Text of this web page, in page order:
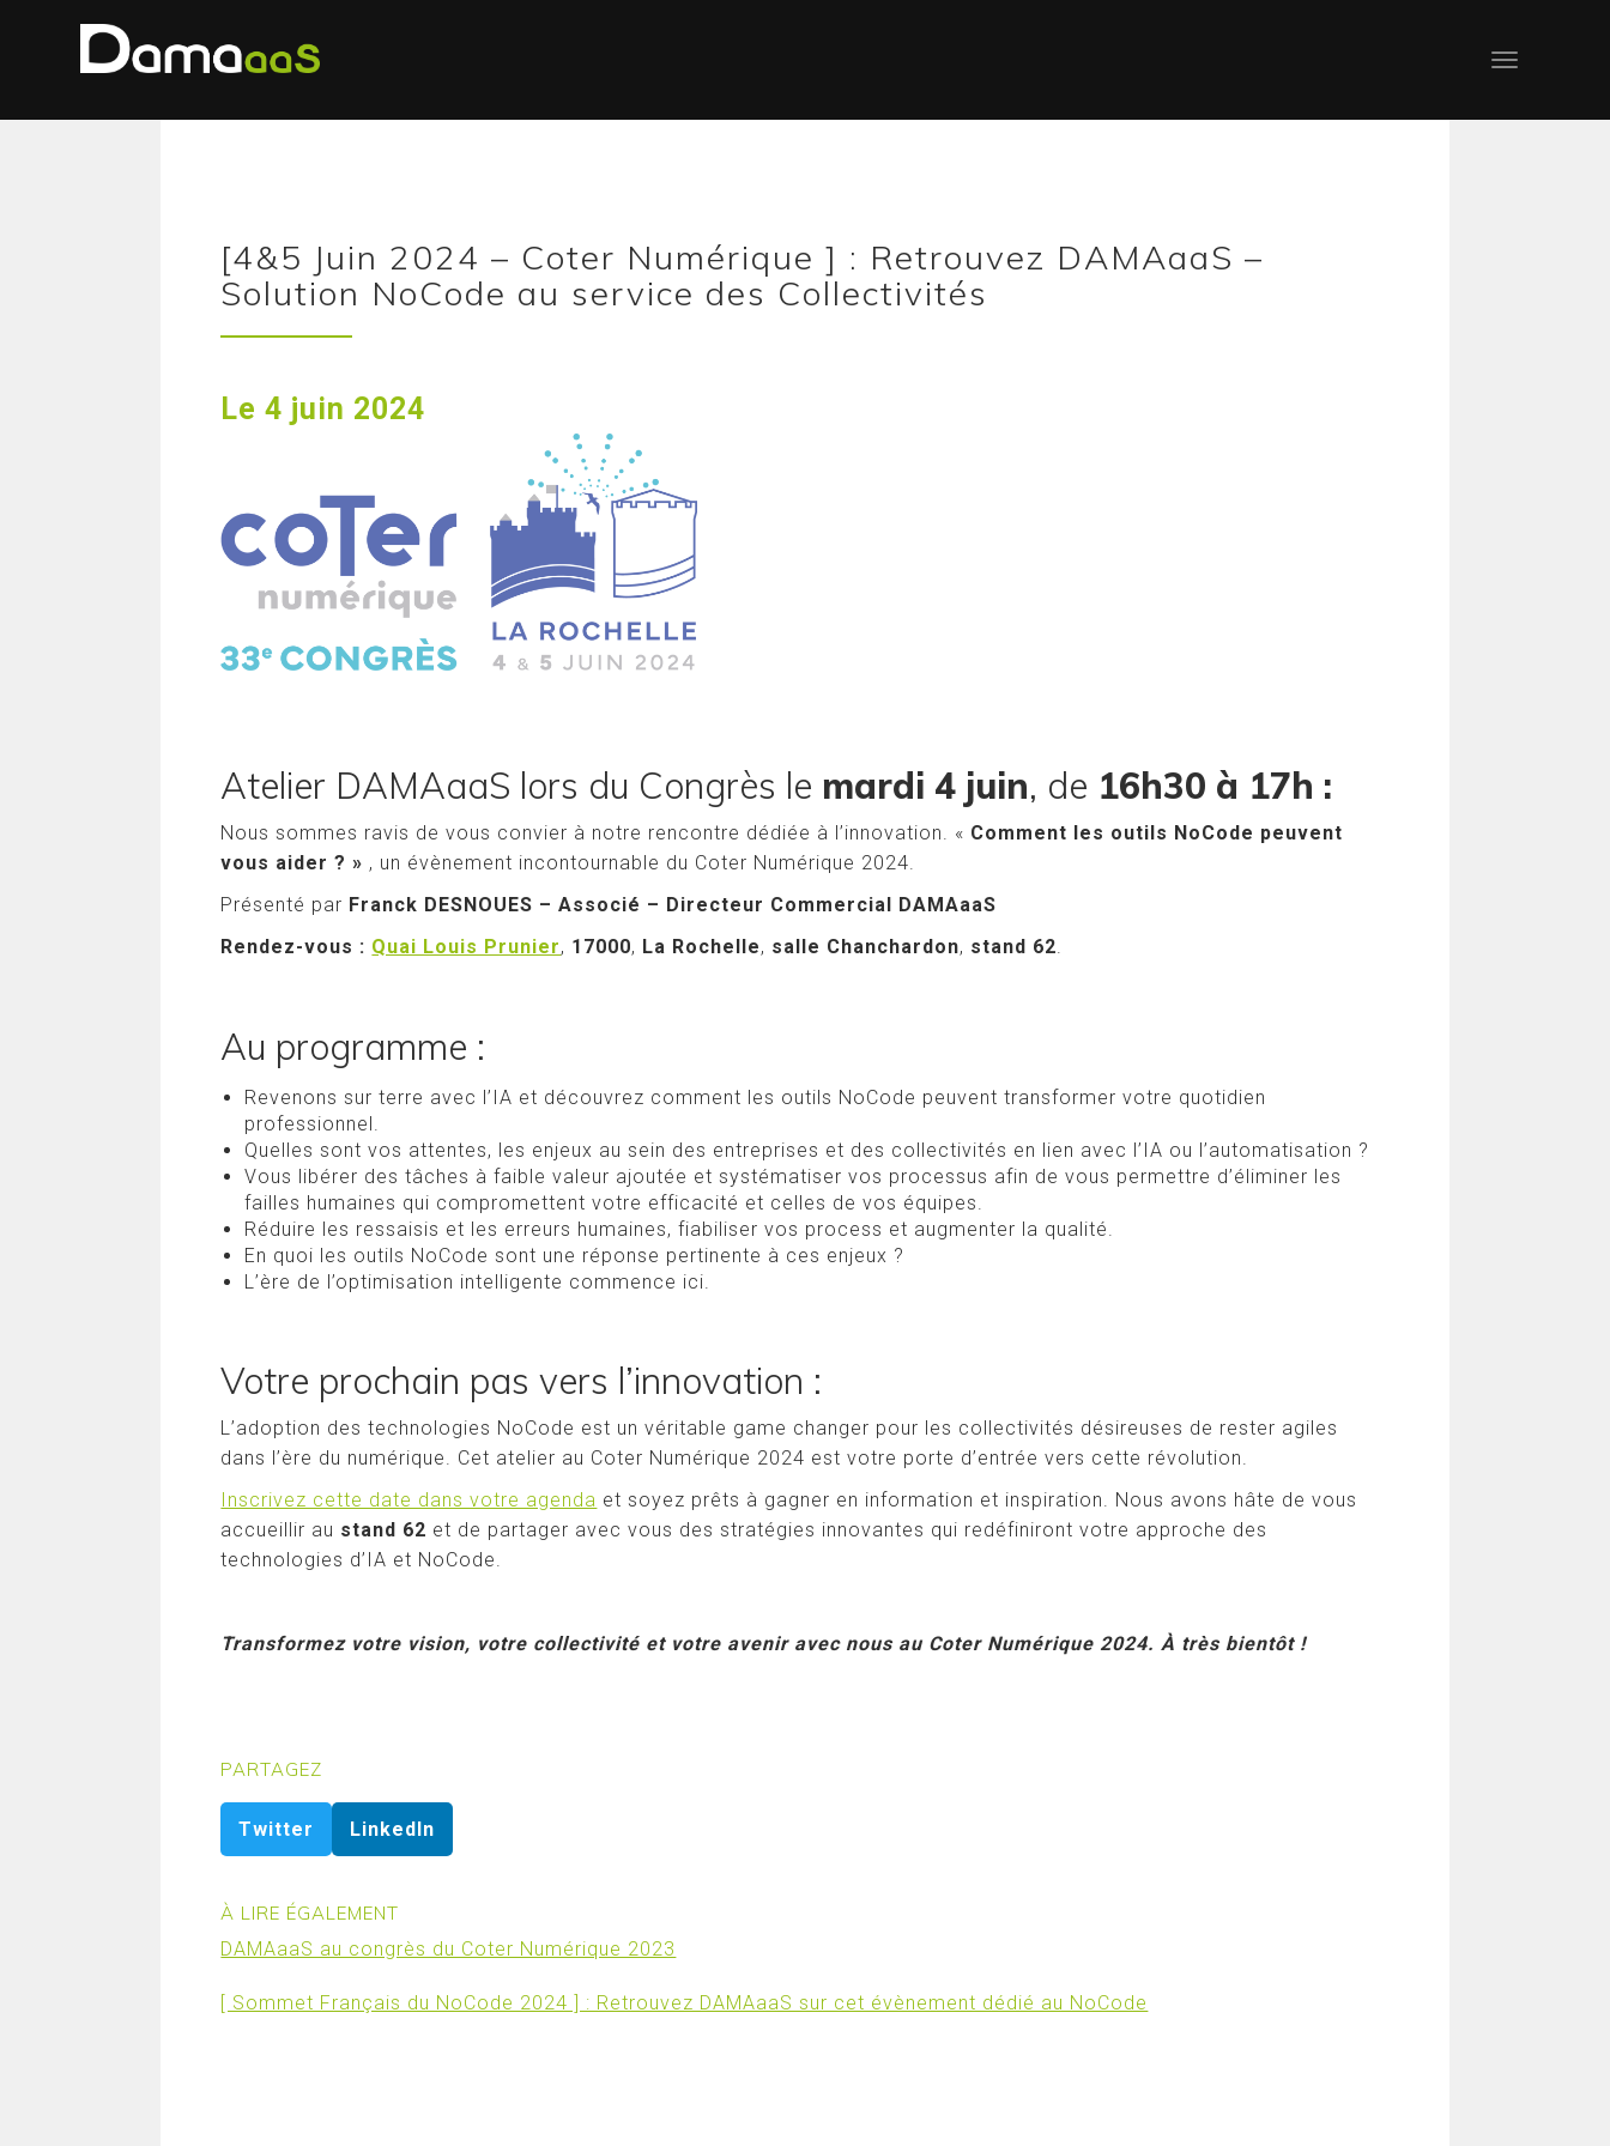
[4&5 Juin 2024 – Coter Numérique ] : Retrouvez DAMAaaS –
Solution NoCode au service des Collectivités
Le 4 juin 2024
Atelier DAMAaaS lors du Congrès le mardi 4 juin, de 16h30 à 17h :
Nous sommes ravis de vous convier à notre rencontre dédiée à l’innovation. « Comment les outils NoCode peuvent
vous aider ? » , un évènement incontournable du Coter Numérique 2024.
Présenté par Franck DESNOUES – Associé – Directeur Commercial DAMAaaS
Rendez-vous : Quai Louis Prunier, 17000, La Rochelle, salle Chanchardon, stand 62.
Au programme :
Revenons sur terre avec l’IA et découvrez comment les outils NoCode peuvent transformer votre quotidien
professionnel.
Quelles sont vos attentes, les enjeux au sein des entreprises et des collectivités en lien avec l’IA ou l’automatisation ?
Vous libérer des tâches à faible valeur ajoutée et systématiser vos processus afin de vous permettre d’éliminer les
failles humaines qui compromettent votre efficacité et celles de vos équipes.
Réduire les ressaisis et les erreurs humaines, fiabiliser vos process et augmenter la qualité.
En quoi les outils NoCode sont une réponse pertinente à ces enjeux ?
L’ère de l’optimisation intelligente commence ici.
Votre prochain pas vers l’innovation :
L’adoption des technologies NoCode est un véritable game changer pour les collectivités désireuses de rester agiles
dans l’ère du numérique. Cet atelier au Coter Numérique 2024 est votre porte d’entrée vers cette révolution.
Inscrivez cette date dans votre agenda et soyez prêts à gagner en information et inspiration. Nous avons hâte de vous
accueillir au stand 62 et de partager avec vous des stratégies innovantes qui redéfiniront votre approche des
technologies d’IA et NoCode.
Transformez votre vision, votre collectivité et votre avenir avec nous au Coter Numérique 2024. À très bientôt !
PARTAGEZ
Twitter LinkedIn
À LIRE ÉGALEMENT
DAMAaaS au congrès du Coter Numérique 2023
[ Sommet Français du NoCode 2024 ] : Retrouvez DAMAaaS sur cet évènement dédié au NoCode